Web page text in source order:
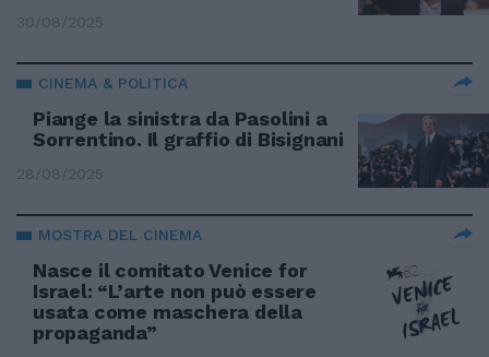
30/08/2025
CINEMA & POLITICA
Piange la sinistra da Pasolini a
Sorrentino. Il graffio di Bisignani
28/08/2025
MOSTRA DEL CINEMA
Nasce il comitato Venice for
Israel: “L’arte non può essere
usata come maschera della
propaganda”